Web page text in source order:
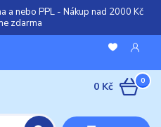
a nebo PPL - Nákup nad 2000 Kč
zdarma
0
0 Kč